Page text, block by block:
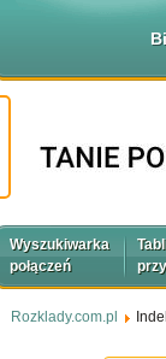
Wyszukiwarka
połączeń
Rozklady.com.pl